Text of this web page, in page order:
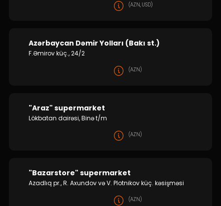
(AZN, USD)
Azərbaycan Dəmir Yolları (Bakı st.)
F.Əmirov küç., 24/2
(AZN)
"Araz" supermarket
Lökbatan dairəsi, Binə t/m
(AZN)
"Bazarstore" supermarket
Azadlıq pr., R. Axundov və V. Plotnikov küç. kəsişməsi
(AZN)